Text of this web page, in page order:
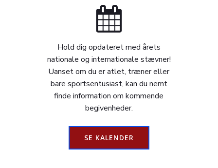
Hold dig opdateret med årets
nationale og internationale stævner!
Uanset om du er atlet, træner eller
bare sportsentusiast, kan du nemt
finde information om kommende
begivenheder.
SE KALENDER